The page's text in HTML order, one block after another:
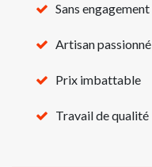
Sans engagement
Artisan passionné
Prix imbattable
Travail de qualité